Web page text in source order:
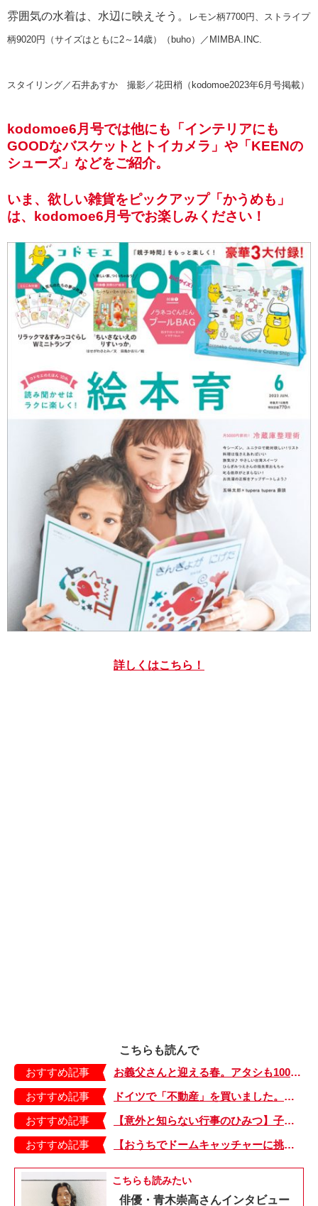
雰囲気の水着は、水辺に映えそう。
レモン柄7700円、ストライプ
柄9020円（サイズはともに2～14歳）（buho）／MIMBA.INC.
スタイリング／石井あすか 撮影／花田梢（kodomoe2023年6月号掲載）
kodomoe6月号では他にも「インテリアにも
GOODなバスケットとトイカメラ」や「KEENの
シューズ」などをご紹介。
いま、欲しい雑貨をピックアップ「かうめも」
は、kodomoe6月号でお楽しみください！
詳しくはこちら！
こちらも読んで
おすすめ記事
お義父さんと迎える春。アタシも100まであと10年あるけ、大丈夫よ【しぶしぶ同居したら義父が最高だった件・18】
おすすめ記事
ドイツで「不動産」を買いました。すると、たちまち人気物件に!? 実は…【教えて！世界の子育て～ドイツ～】
おすすめ記事
【意外と知らない行事のひみつ】子どもにはどう伝える？「お盆」って何だろう？
おすすめ記事
【おうちでドームキャッチャーに挑戦だ】アンパンマン わくわくドームキャッチャー
こちらも読みたい
俳優・青木崇高さんインタビュー